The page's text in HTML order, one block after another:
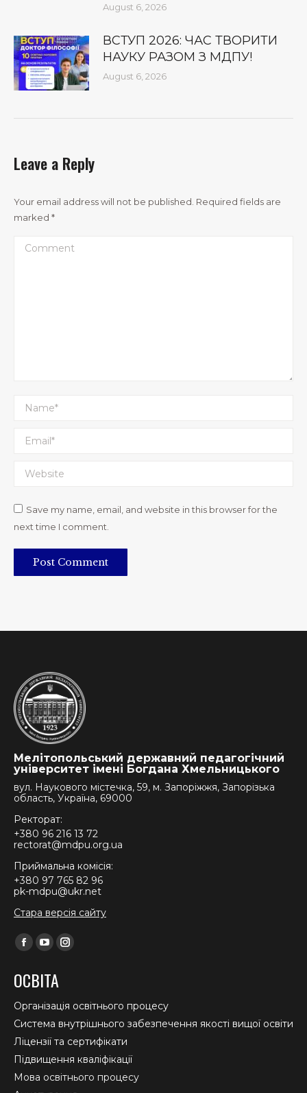
August 6, 2026
ВСТУП 2026: ЧАС ТВОРИТИ
НАУКУ РАЗОМ З МДПУ!
August 6, 2026
Leave a Reply
Your email address will not be published. Required fields are
marked *
Comment
Name *
Email *
Website
Save my name, email, and website in this browser for the
next time I comment.
Post Comment
Мелітопольський державний педагогічний
університет імені Богдана Хмельницького
вул. Наукового містечка, 59, м. Запоріжжя, Запорізька
область, Україна, 69000
Ректорат:
+380 96 216 13 72
rectorat@mdpu.org.ua
Приймальна комісія:
+380 97 765 82 96
pk-mdpu@ukr.net
Стара версія сайту
Find us on:
Facebook
opens
in
new
window
YouTube
opens
in
new
window
Instagram
in
new
window
ОСВІТА
Організація освітнього процесу
Система внутрішнього забезпечення якості вищої освіти
Ліцензії та сертифікати
Підвищення кваліфікації
Мова освітнього процесу